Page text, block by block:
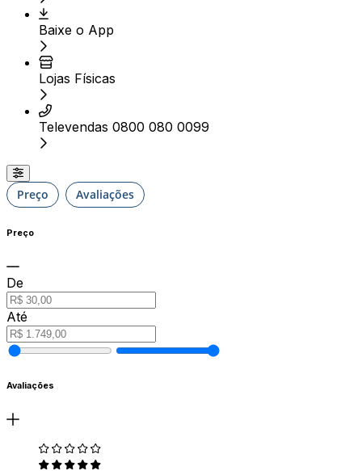
Baixe o App
Lojas Físicas
Televendas 0800 080 0099
Preço Avaliações
Preço
De
Até
Avaliações